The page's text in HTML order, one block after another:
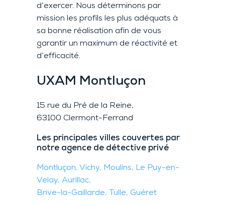
d’exercer. Nous déterminons par
mission les profils les plus adéquats à
sa bonne réalisation afin de vous
garantir un maximum de réactivité et
d’efficacité.
UXAM Montluçon
15 rue du Pré de la Reine,
63100 Clermont-Ferrand
Les principales villes couvertes par
notre agence de détective privé
Montluçon, Vichy, Moulins, Le Puy-en-
Velay, Aurillac,
Brive-la-Gaillarde,
Tulle, Guéret